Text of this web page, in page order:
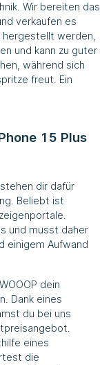
Wir bereiten das
verkaufen es
werden,
und kann zu guter
während sich
freut. Ein
15 Plus
dir dafür
Beliebt ist
und musst daher
einigem Aufwand
dein
Dank eines
du bei uns
eines
die